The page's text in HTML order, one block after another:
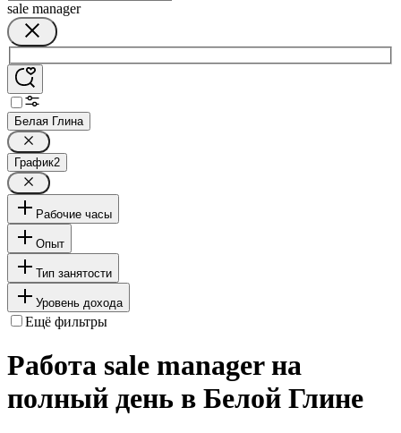
sale manager
Белая Глина
График2
Рабочие часы
Опыт
Тип занятости
Уровень дохода
Ещё фильтры
Работа sale manager на
полный день в Белой Глине